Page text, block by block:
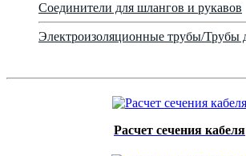
Соединители для шлангов и рукавов
Электроизоляционные трубы/Трубы
Расчет сечения кабеля